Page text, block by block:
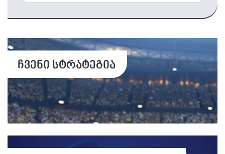
ჩვენი სტრატეგია